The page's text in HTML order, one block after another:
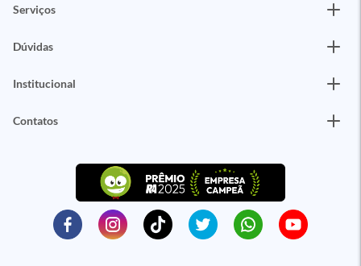
Serviços
Dúvidas
Institucional
Contatos